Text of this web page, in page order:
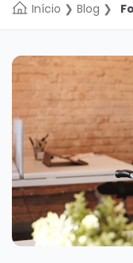
Quem
Agenda
Catálogo
de
cursos
In
Company
Blog
Início ❯ Blog ❯